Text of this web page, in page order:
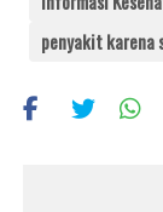
penyakit karena